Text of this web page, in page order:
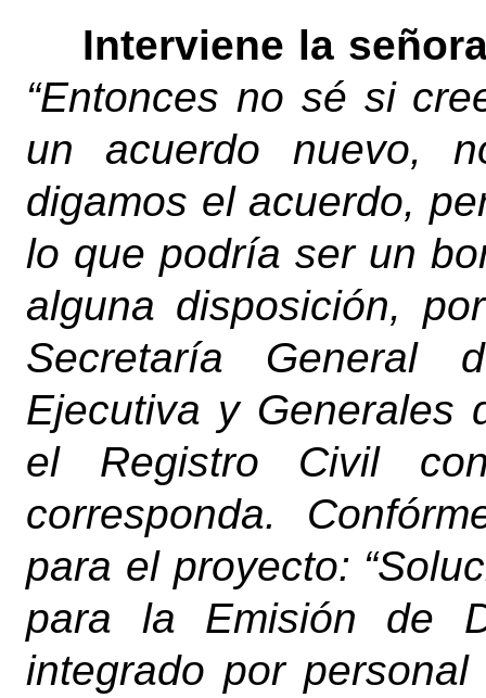
Interviene la
“Entonces no sé si
un acuerdo nuevo,
digamos el acuerdo,
lo que podría ser un
alguna disposición,
Secretaría General
Ejecutiva y Generales
el Registro Civil
corresponda.
para el proyecto:
para la Emisión de
integrado por